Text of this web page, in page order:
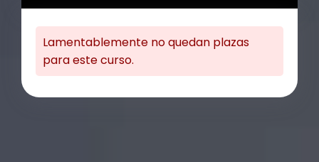
Lamentablemente no quedan plazas
para este curso.